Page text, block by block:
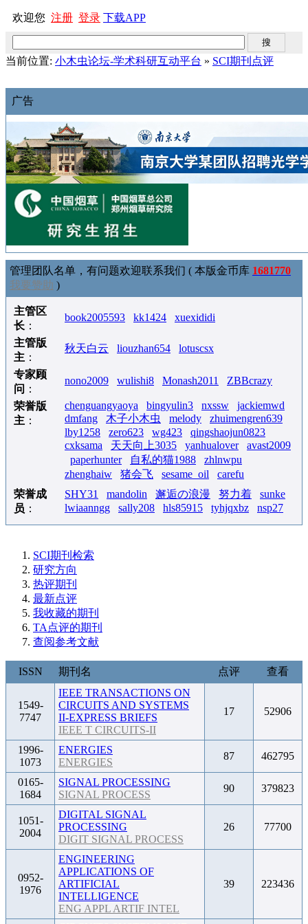
欢迎您 注册 登录 下载APP
当前位置: 小木虫论坛-学术科研互动平台 » SCI期刊点评
广告
管理团队名单，有问题欢迎联系我们 ( 本版金币库 1681770
我要赞助 )
主管区
长 ：
book2005593 kk1424 xuexididi
主管版
主 ：
秋天白云 liouzhan654 lotuscsx
专家顾
问 ：
nono2009 wulishi8 Monash2011 ZBBcrazy
荣誉版
主 ：
chenguangyaoya bingyulin3 nxssw
jackiemwd
dmfang
木子小木虫 melody
zhuimengren639
lby1258
zero623 wg423
qingshaojun0823
cxksama
天天向上3035 yanhualover
avast2009
paperhunter
自私的猫1988
zhlnwpu
zhenghaiw
猪会飞 sesame_oil
carefu
荣誉成
员 ：
SHY31 mandolin 邂逅の浪漫 努力着
sunke
lwiaanngg
sally208 hls85915 tyhjqxbz nsp27
SCI期刊检索
研究方向
热评期刊
最新点评
我收藏的期刊
TA点评的期刊
查阅参考文献
ISSN 期刊名 点评 查看
1549-
7747
IEEE TRANSACTIONS ON
CIRCUITS AND SYSTEMS
II-EXPRESS BRIEFS
IEEE T CIRCUITS-II
17 52906
1996-
1073
ENERGIES
ENERGIES
87 462795
0165-
1684
SIGNAL PROCESSING
SIGNAL PROCESS
90 379823
1051-
2004
DIGITAL SIGNAL
PROCESSING
DIGIT SIGNAL PROCESS
26 77700
0952-
1976
ENGINEERING
APPLICATIONS OF
ARTIFICIAL
INTELLIGENCE
ENG APPL ARTIF INTEL
39 223436